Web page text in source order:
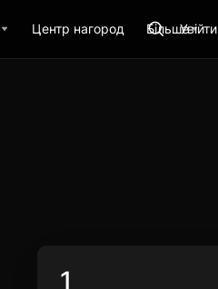
Центр нагород БільшеУвійти